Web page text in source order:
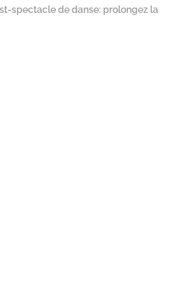
spectacle de danse: prolongez la